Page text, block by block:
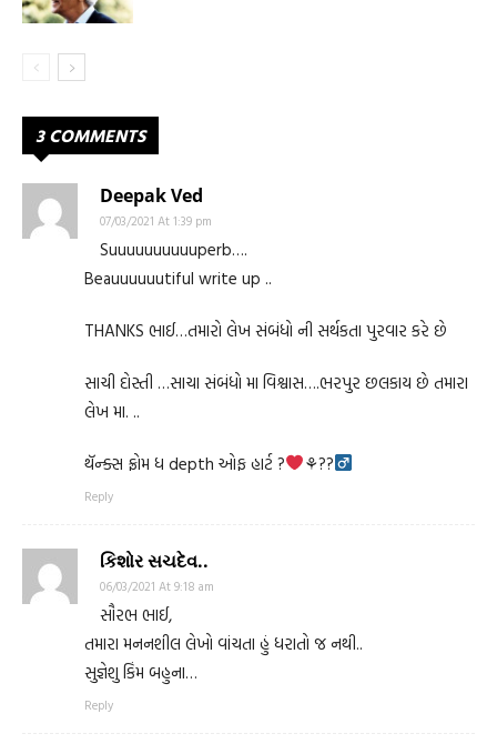
3 COMMENTS
Deepak Ved
07/03/2021 At 1:39 pm
Suuuuuuuuuuperb….
Beauuuuuutiful write up ..
THANKS ભાઈ…તમારો લેખ સંબંધો ની સર્થકતા પુરવાર કરે છે
સાચી દોસ્તી …સાચા સંબંધો મા વિશ્વાસ….ભરપુર છલકાય છે તમારા
લેખ મા. ..
થૅન્ક્સ ફ્રોમ ધ depth ઓફ હાર્ટ ? ⚘??‍
Reply
કિશોર સચદેવ..
06/03/2021 At 9:18 am
સૌરભ ભાઈ,
તમારા મનનશીલ લેખો વાંચતા હું ધરાતો જ નથી..
સુજ્ઞેશુ કિંમ બહુના…
Reply